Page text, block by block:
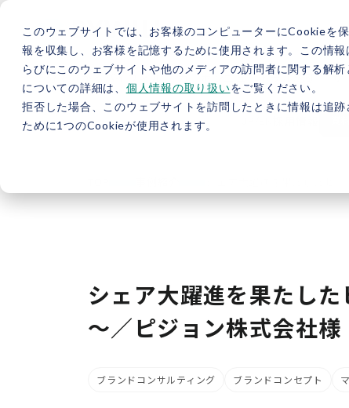
このウェブサイトでは、お客様のコンピューターにCookieを
報を収集し、お客様を記憶するために使用されます。この情
らびにこのウェブサイトや他のメディアの訪問者に関する解
についての詳細は、 個人情報の取り扱いをご覧ください。
拒否した場合、このウェブサイトを訪問したときに情報は追
ために1つのCookieが使用されます。
5分で分かるバイウィル カーボンニュートラル総研 サ
シェア大躍進を果たし
～／ピジョン株式会社様
ブランドコンサルティング ブランドコンセプト